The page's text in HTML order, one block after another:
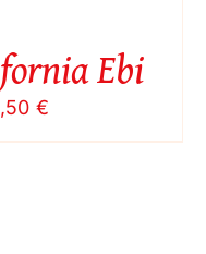
Ebi
€